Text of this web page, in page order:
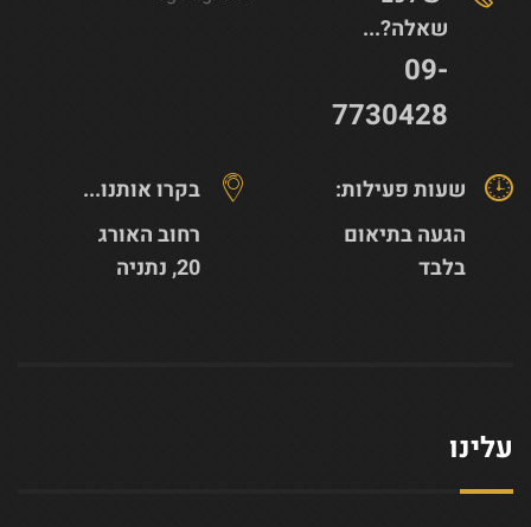
שאלה?...
09-
7730428
בקרו אותנו...
רחוב האורג
20, נתניה
שעות פעילות:
הגעה בתיאום
בלבד
עלינו